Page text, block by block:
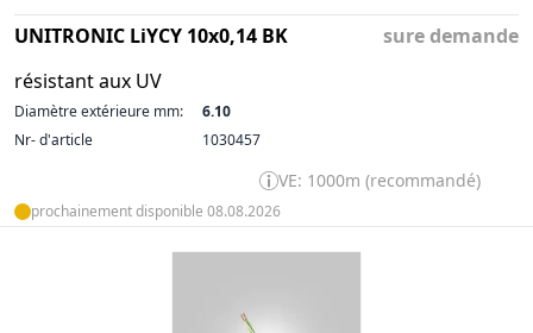
UNITRONIC LiYCY 10x0,14 BK
résistant aux UV
sure demande
Diamètre extérieure mm:
6.10
Nr- d'article
1030457
VE: 1000m (recommandé)
prochainement disponible 08.08.2026